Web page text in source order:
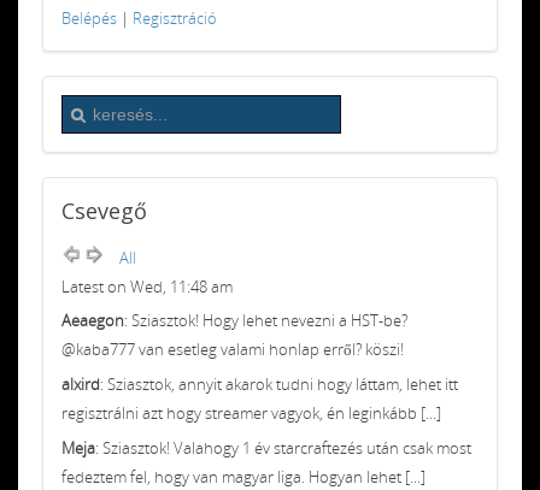
Belépés | Regisztráció
Csevegő
All
Latest on Wed, 11:48 am
Aeaegon: Sziasztok! Hogy lehet nevezni a HST-be?
@kaba777 van esetleg valami honlap erről? köszi!
alxird: Sziasztok, annyit akarok tudni hogy láttam, lehet itt
regisztrálni azt hogy streamer vagyok, én leginkább [...]
Meja: Sziasztok! Valahogy 1 év starcraftezés után csak most
fedeztem fel, hogy van magyar liga. Hogyan lehet [...]